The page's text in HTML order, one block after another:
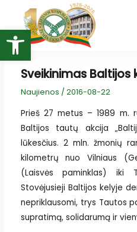
Open toolbar
turinio
Sveikinimas Baltijos
Naujienos / 2016-08-22
Prieš 27 metus – 1989 m.
Baltijos tautų akcija
lūkesčius. 2 mln. žmonių
kilometrų nuo Vilniaus
(Laisvės paminklas) iki
Stovėjusieji Baltijos kelyje
nepriklausomi, trys Tautos
supratimą, solidarumą ir